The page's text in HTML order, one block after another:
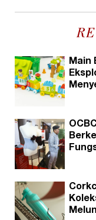
Main